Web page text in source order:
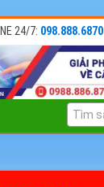
24/7: 098.888.6870